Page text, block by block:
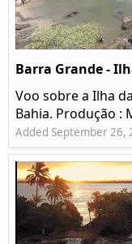
Barra Grande -
Voo sobre a Ilha
Bahia. Produção :
Added September 26,